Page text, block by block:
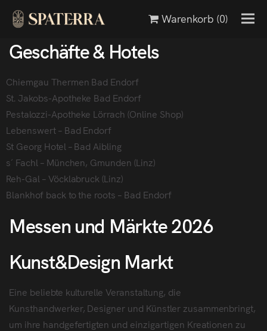
Warenkorb (0)
Geschäfte & Hotels
Chiemgau Thermen Bad Endorf
St. Jakobs-Apotheke Bad Endorf
Pestalozzi-Apotheke Lörrach (Online Shop)
Lebenswert – Bad Endorf
St Georg Hotel – Bad Aibling
s´ Fachl – München, Gmunden (Linz)
Reh-Gal – Vöcklabruck (Linz)
Blankhof back to the roots – Bad Endorf
Messen und Märkte 2026
Kunst&Design Markt
Eine beliebte kulturelle Veranstaltung, die
Kunsthandwerker, Designer und Künstler zusammenbringt,
um ihre handgefertigten und einzigartigen Kreationen zu